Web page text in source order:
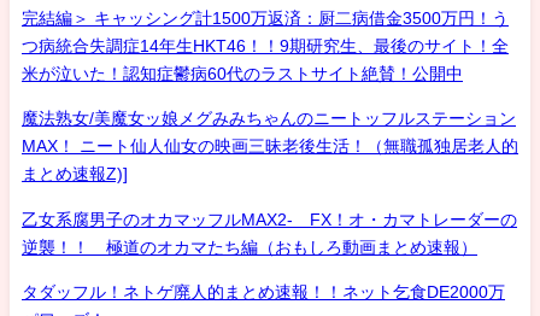
完結編＞ キャッシング計1500万返済：厨二病借金3500万円！う
つ病統合失調症14年生HKT46！！9期研究生、最後のサイト！全
米が泣いた！認知症鬱病60代のラストサイト絶賛！公開中
魔法熟女/美魔女ッ娘メグみみちゃんのニートッフルステーション
MAX！ ニート仙人仙女の映画三昧老後生活！（無職孤独居老人的
まとめ速報Z)]
乙女系腐男子のオカマッフルMAX2- FX！オ・カマトレーダーの
逆襲！！ 極道のオカマたち編（おもしろ動画まとめ速報）
タダッフル！ネトゲ廃人的まとめ速報！！ネット乞食DE2000万